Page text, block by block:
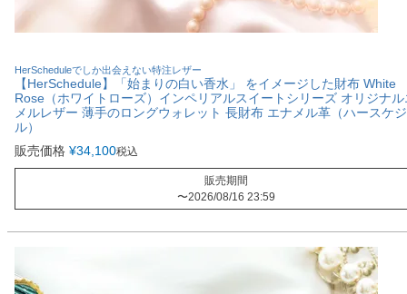
HerScheduleでしか出会えない特注レザー
【HerSchedule】「始まりの白い香水」 をイメージした財布 White
Rose（ホワイトローズ）インペリアルスイートシリーズ オリジナル
メルレザー 薄手のロングウォレット 長財布 エナメル革（ハースケ
ル）
販売価格 ¥34,100税込
販売期間
〜2026/08/16 23:59